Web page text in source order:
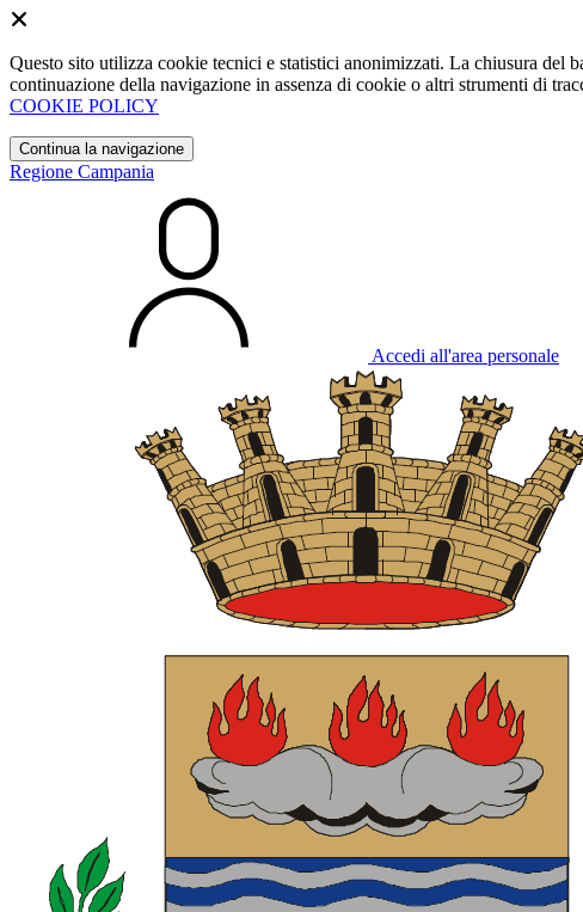
Questo sito utilizza cookie tecnici e statistici anonimizzati. La chiusura del
continuazione della navigazione in assenza di cookie o altri strumenti di
COOKIE POLICY
Continua la navigazione
Regione Campania
Accedi all'area personale